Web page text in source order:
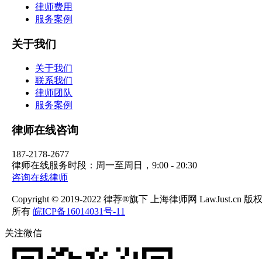
律师费用
服务案例
关于我们
关于我们
联系我们
律师团队
服务案例
律师在线咨询
187-2178-2677
律师在线服务时段：周一至周日，9:00 - 20:30
咨询在线律师
Copyright © 2019-2022 律荐®旗下 上海律师网 LawJust.cn 版权
所有 皖ICP备16014031号-11
关注微信